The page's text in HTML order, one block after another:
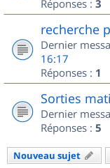
Réponses : 3
recherche
Dernier
16:17
Réponses : 1
Sorties
Dernier
Réponses : 5
Nouveau sujet